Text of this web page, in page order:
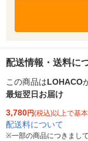
配送情報・送料に
この商品はLOHACO
最短翌日お届け
3,780円(税込)以上で基
配送料について
※一部の商品につきまし